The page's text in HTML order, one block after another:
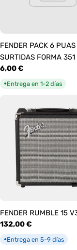
FENDER PACK 6 PUAS
SURTIDAS FORMA 351
Precio
habitual
6,00 €
●Entrega en 1-2 días
FENDER RUMBLE 15
Precio
habitual
132,00 €
●Entrega en 5-9 días